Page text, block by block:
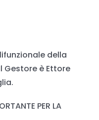
della
Gestore è Ettore
PER LA